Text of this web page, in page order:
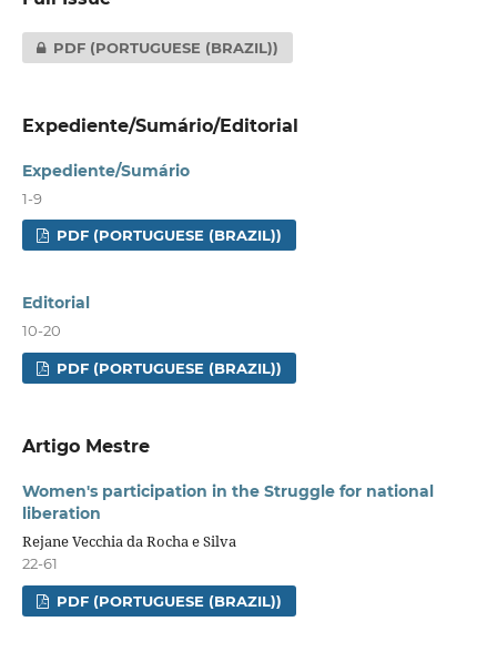
PDF (PORTUGUESE (BRAZIL))
Expediente/Sumário/Editorial
Expediente/Sumário
1-9
PDF (PORTUGUESE (BRAZIL))
Editorial
10-20
PDF (PORTUGUESE (BRAZIL))
Artigo Mestre
Women's participation in the Struggle for national
liberation
Rejane Vecchia da Rocha e Silva
22-61
PDF (PORTUGUESE (BRAZIL))